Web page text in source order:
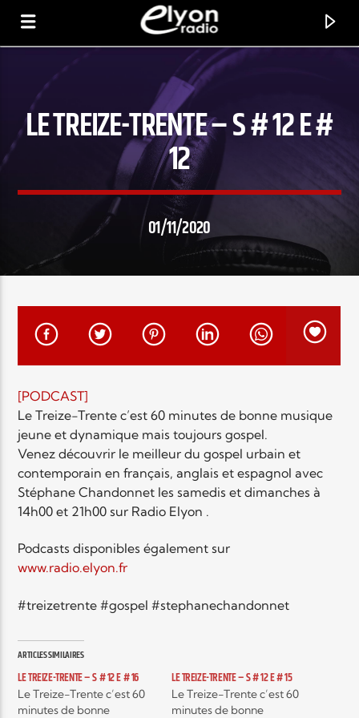
RADIO ELYON
POSITIVE ET ENCOURAGEANTE !
TITRE
ARTISTE
Radio Elyon
Elyon Hits
LE TREIZE-TRENTE – S # 12 E #
12
01/11/2020
[PODCAST]
Le Treize-Trente c’est 60 minutes de bonne musique
jeune et dynamique mais toujours gospel.
Venez découvrir le meilleur du gospel urbain et
contemporain en français, anglais et espagnol avec
Stéphane Chandonnet les samedis et dimanches à
14h00 et 21h00 sur Radio Elyon .
Podcasts disponibles également sur
www.radio.elyon.fr
#treizetrente #gospel #stephanechandonnet
ARTICLES SIMILAIRES
LE TREIZE-TRENTE – S # 12 E # 16
Le Treize-Trente c’est 60
minutes de bonne
LE TREIZE-TRENTE – S # 12 E # 15
Le Treize-Trente c’est 60
minutes de bonne